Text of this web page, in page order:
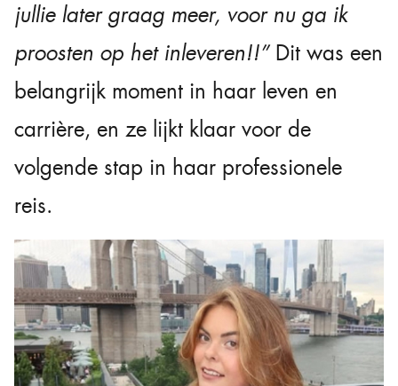
jullie later graag meer, voor nu ga ik
proosten op het inleveren!!”Dit was een
belangrijk moment in haar leven en
carrière, en ze lijkt klaar voor de
volgende stap in haar professionele
reis.